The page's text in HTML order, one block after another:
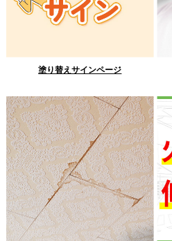
塗り替えサインページ